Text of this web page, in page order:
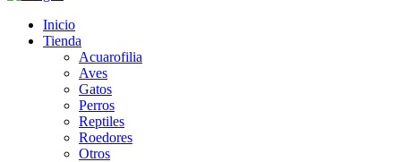
Inicio
Tienda
Acuarofilia
Aves
Gatos
Perros
Reptiles
Roedores
Otros